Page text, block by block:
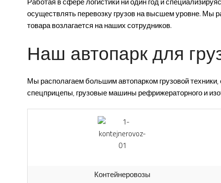
осуществлять перевозку грузов на высшем уровне. Мы
товара возлагается на наших сотрудников.
Наш автопарк для
Мы располагаем большим автопарком грузовой
спецприцепы, грузовые машины рефрижераторного и
Контейнеровозы